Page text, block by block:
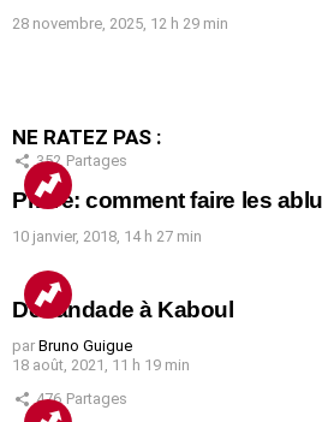
28 novembre, 2025, 12 h 29 min
NE RATEZ PAS :
352 Partages
Prière: comment faire les
10 janvier, 2018, 14 h 27 min
Débandade à Kaboul
par Bruno Guigue
18 août, 2021, 11 h 19 min
476 Partages